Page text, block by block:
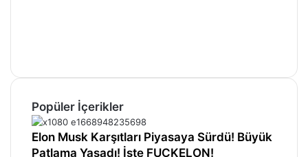
Popüler İçerikler
Elon Musk Karşıtları Piyasaya Sürdü! Büyük
Patlama Yaşadı! İşte FUCKELON!